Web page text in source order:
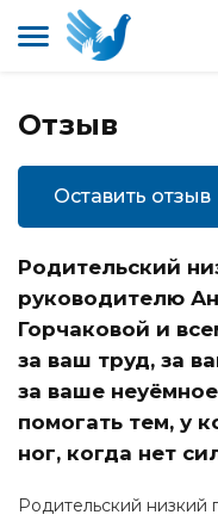
Отзыв
Оставить отзыв
Родительский
руководителю
Горчаковой и
за ваш труд, за
за ваше
помогать тем, у
ног, когда нет
Родительский